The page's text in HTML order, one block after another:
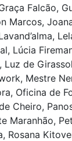
Falcão,
Marcos,
Lúcia
Luz de
Mestre
Oficina de
Cheiro,
Maranhão,
Rosana